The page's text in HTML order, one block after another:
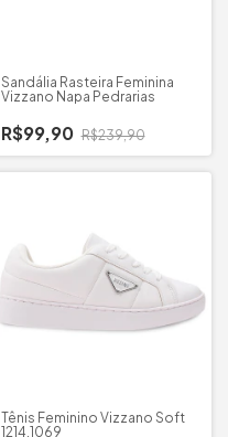
Sandália Rasteira Feminina
Vizzano Napa Pedrarias
R$99,90 R$239,90
Tênis Feminino Vizzano Soft
1214.1069